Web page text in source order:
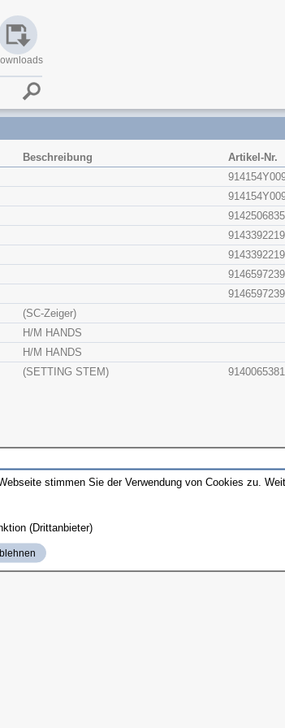
Beschreibung
Artikel-Nr.
(SC-Zeiger)
H/M HANDS
H/M HANDS
(SETTING STEM) 9140065381
stimmen Sie der Verwendung von Cookies zu.
(Drittanbieter)